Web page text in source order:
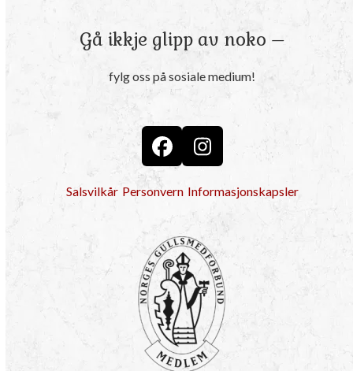
Gå ikkje glipp av noko –
fylg oss på sosiale medium!
FacebookInstagram
Salsvilkår Personvern Informasjonskapsler